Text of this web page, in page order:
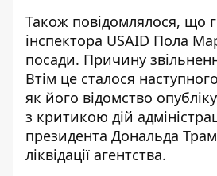
Також повідомлялося, що
інспектора USAID Пола
посади. Причину
Втім це сталося
як його відомство
з критикою дій
президента Дональда
ліквідації агентства.